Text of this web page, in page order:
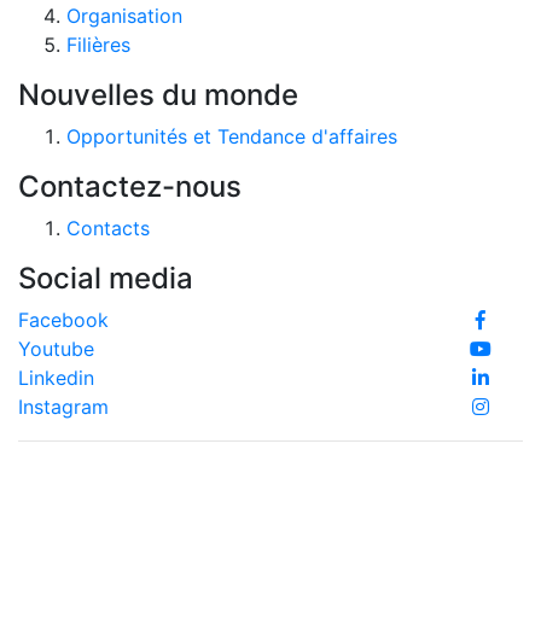
Organisation
Filières
Nouvelles du monde
Opportunités et Tendance d'affaires
Contactez-nous
Contacts
Social media
Facebook
Youtube
Linkedin
Instagram